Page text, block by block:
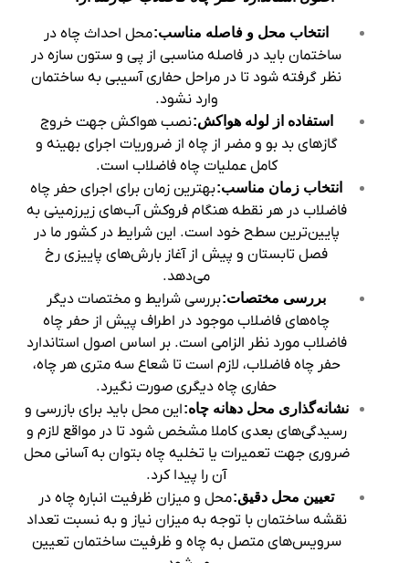
انتخاب محل و فاصله مناسب:محل احداث چاه در
ساختمان باید در فاصله مناسبی از پی و ستون‌ سازه در
نظر گرفته شود تا در مراحل حفاری آسیبی به ساختمان
وارد نشود.
استفاده از لوله هواکش:نصب هواکش جهت خروج
گازهای بد بو و مضر از چاه از ضروریات اجرای بهینه و
کامل عملیات چاه فاضلاب است.
انتخاب زمان مناسب:بهترین زمان برای اجرای حفر چاه
فاضلاب در هر نقطه هنگام فروکش آب‌های زیرزمینی به
پایین‌ترین سطح خود است. این شرایط در کشور ما در
فصل تابستان و پیش از آغاز بارش‌های پاییزی رخ
می‌دهد.
بررسی مختصات:بررسی شرایط و مختصات دیگر
چاه‌های فاضلاب موجود در اطراف پیش از حفر چاه
فاضلاب مورد نظر الزامی است. بر اساس اصول استاندارد
حفر چاه فاضلاب، لازم است تا شعاع سه متری هر چاه،
حفاری چاه دیگری صورت نگیرد.
نشانه‌گذاری محل دهانه چاه:این محل باید برای بازرسی و
رسیدگی‌های بعدی کاملا مشخص شود تا در مواقع لازم و
ضروری جهت تعمیرات یا تخلیه چاه بتوان به آسانی محل
آن را پیدا کرد.
تعیین محل دقیق:محل و میزان ظرفیت انباره چاه در
نقشه ساختمان با توجه به میزان نیاز و به نسبت تعداد
سرویس‌های متصل به چاه و ظرفیت ساختمان تعیین